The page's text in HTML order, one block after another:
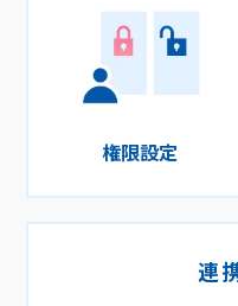
権限設定
連